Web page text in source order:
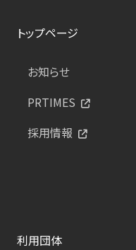
トップページ
お知らせ
PRTIMES
採用情報
利用団体